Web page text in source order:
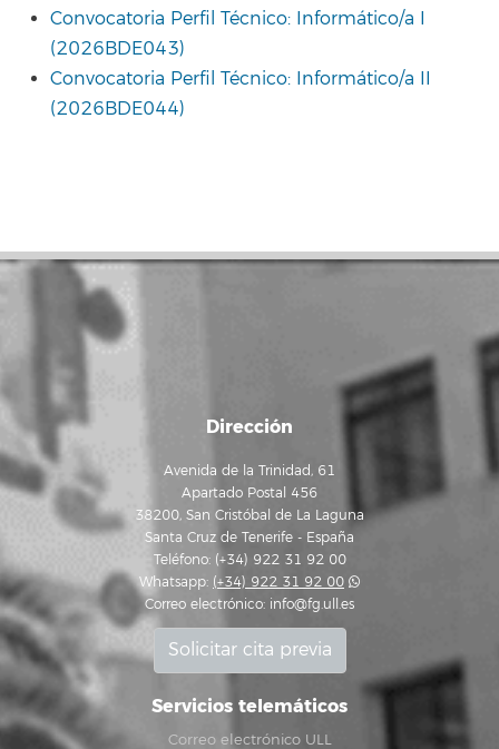
Convocatoria Perfil Técnico: Informático/a I
(2026BDE043)
Convocatoria Perfil Técnico: Informático/a II
(2026BDE044)
Dirección
Avenida de la Trinidad, 61
Apartado Postal 456
38200, San Cristóbal de La Laguna
Santa Cruz de Tenerife - España
Teléfono: (+34) 922 31 92 00
Whatsapp: (+34) 922 31 92 00
Correo electrónico: info@fg.ull.es
Solicitar cita previa
Servicios telemáticos
Correo electrónico ULL